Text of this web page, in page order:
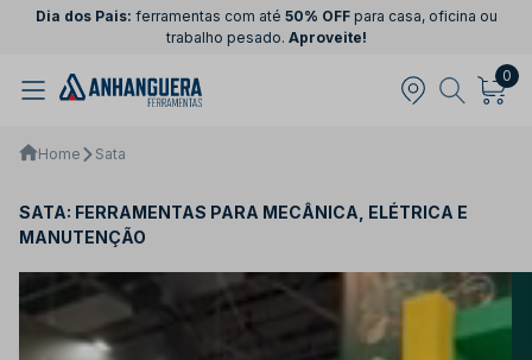
Dia dos Pais: ferramentas com até 50% OFFpara casa, oficina ou
trabalho pesado. Aproveite!
0
Home Sata
SATA: FERRAMENTAS PARA MECÂNICA, ELÉTRICA E
MANUTENÇÃO